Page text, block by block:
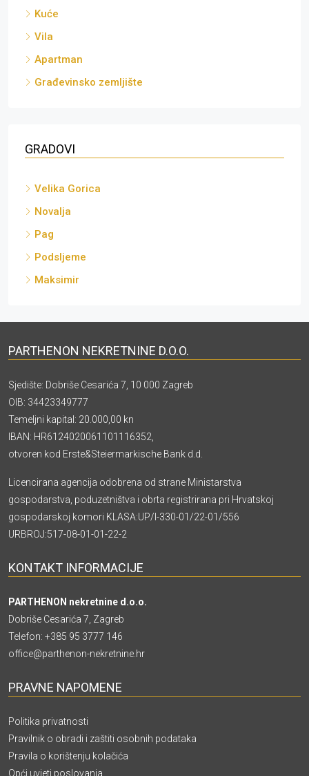
Kuće
Vila
Apartman
Građevinsko zemljište
GRADOVI
Velika Gorica
Novalja
Pag
Podsljeme
Maksimir
PARTHENON NEKRETNINE D.O.O.
Sjedište: Dobriše Cesarića 7, 10 000 Zagreb
OIB: 34423349777
Temeljni kapital: 20.000,00 kn
IBAN: HR6124020061101116352,
otvoren kod Erste&Steiermarkische Bank d.d.
Licencirana agencija odobrena od strane Ministarstva
gospodarstva, poduzetništva i obrta registrirana pri Hrvatskoj
gospodarskoj komori KLASA:UP/I-330-01/22-01/556
URBROJ:517-08-01-01-22-2
KONTAKT INFORMACIJE
PARTHENON nekretnine d.o.o.
Dobriše Cesarića 7, Zagreb
Telefon: +385 95 3777 146
office@parthenon-nekretnine.hr
PRAVNE NAPOMENE
Politika privatnosti
Pravilnik o obradi i zaštiti osobnih podataka
Pravila o korištenju kolačića
Opći uvjeti poslovanja